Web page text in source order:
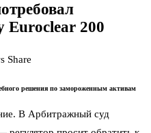
Euroclear 200
Share
решения по замороженным активам
В Арбитражный суд